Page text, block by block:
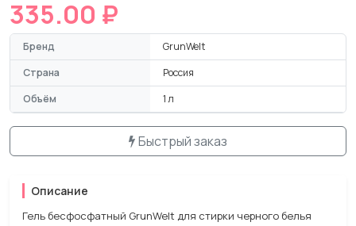
335.00 ₽
Бренд
GrunWelt
Страна
Россия
Объём
1 л
Быстрый заказ
Описание
Гель бесфосфатный GrunWelt для стирки черного белья